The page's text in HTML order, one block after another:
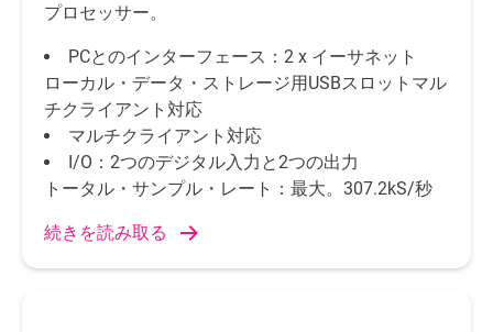
プロセッサー。
PCとのインターフェース：2 x イーサネット
ローカル・データ・ストレージ用USBスロットマル
チクライアント対応
マルチクライアント対応
I/O：2つのデジタル入力と2つの出力
トータル・サンプル・レート：最大。307.2kS/秒
続きを読み取る